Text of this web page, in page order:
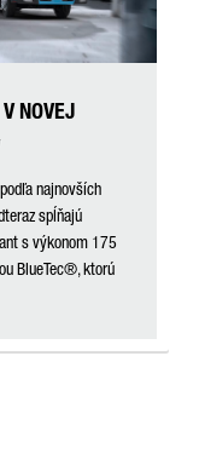
NOVEJ
najnovších
spĺňajú
s výkonom 175
BlueTec®, ktorú